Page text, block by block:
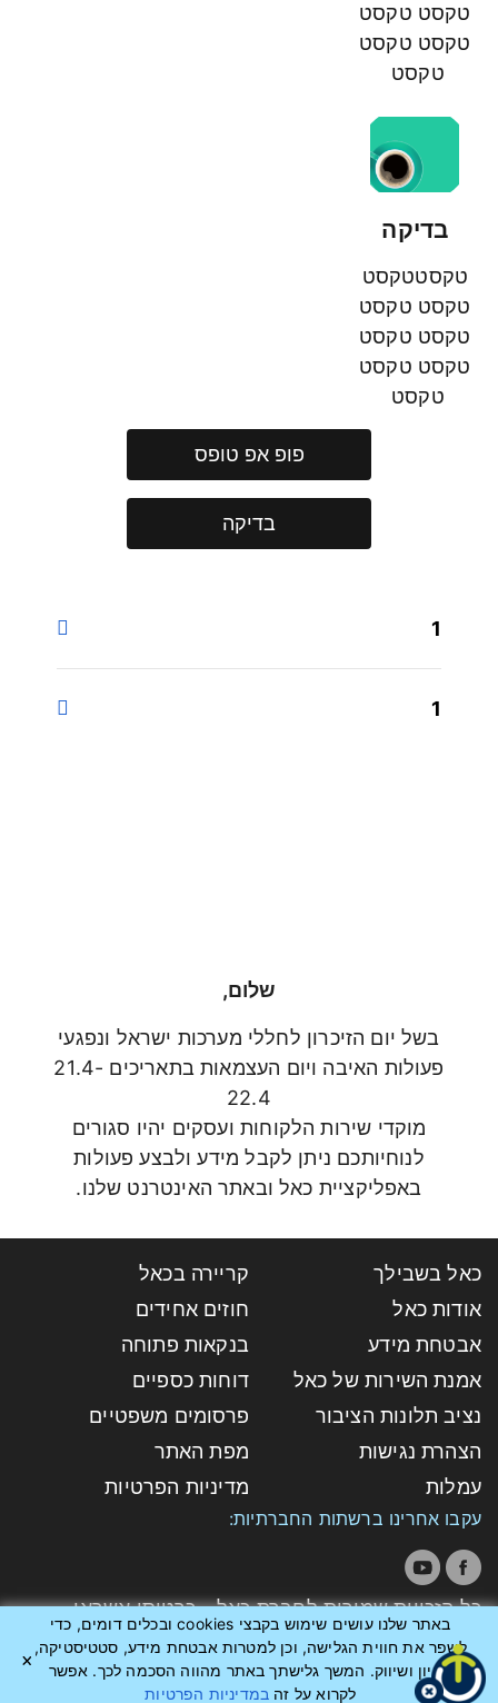
באתר שלנו עושים שימוש בקבצי cookies ובכלים דומים, כדי
לשפר את חווית הגלישה, וכן למטרות אבטחת מידע, סטטיסטיקה,
אפיון ושיווק. המשך גלישתך באתר מהווה הסכמה לכך. אפשר
לקרוא על זה במדיניות הפרטיות
טקסט טקסט
טקסט טקסט
טקסט
בדיקה
טקסטטקסט
טקסט טקסט
טקסט טקסט
טקסט טקסט
טקסט
פופ אפ טופס
בדיקה
1
1
שלום,
בשל יום הזיכרון לחללי מערכות ישראל ונפגעי
פעולות האיבה ויום העצמאות בתאריכים 21.4-
22.4
מוקדי שירות הלקוחות ועסקים יהיו סגורים
לנוחיותכם ניתן לקבל מידע ולבצע פעולות
באפליקציית כאל ובאתר האינטרנט שלנו.
כאל בשבילך
קריירה בכאל
אודות כאל
חוזים אחידים
אבטחת מידע
בנקאות פתוחה
אמנת השירות של כאל
דוחות כספיים
נציב תלונות הציבור
פרסומים משפטיים
הצהרת נגישות
מפת האתר
עמלות
מדיניות הפרטיות
עקבו אחרינו ברשתות החברתיות:
כל הזכויות שמורות לחברת כאל - כרטיסי אשראי
לישראל בע"מ